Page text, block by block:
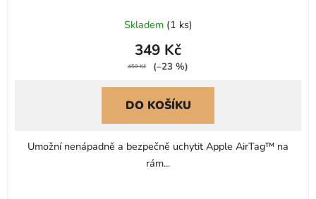
Skladem (1 ks)
349 Kč
459 Kč (–23 %)
DO KOŠÍKU
Umožní nenápadně a bezpečně uchytit Apple AirTag™ na
rám...